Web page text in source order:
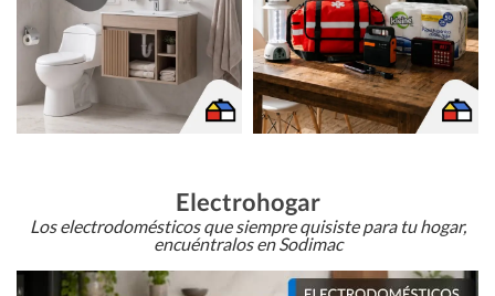
Electrohogar
Los electrodomésticos que siempre quisiste para tu hogar,
encuéntralos en Sodimac